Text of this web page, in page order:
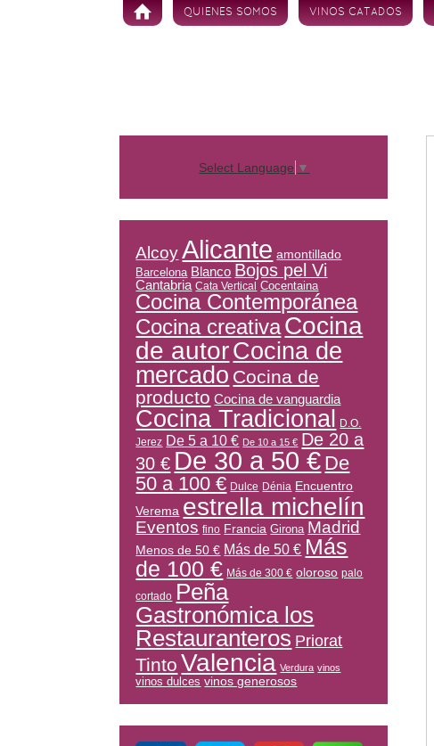
Skip to content
QUIENES SOMOS VINOS CATADOS
Select Language ▼
Alcoy Alicante amontillado
Barcelona Blanco Bojos pel Vi
Cantabria Cata Vertical Cocentaina
Cocina Contemporánea
Cocina creativaCocina
de autorCocina de
mercado Cocina de
producto Cocina de vanguardia
Cocina Tradicional
D.O.
Jerez De 5 a 10 € De 10 a 15 € De 20 a
30 € De 30 a 50 € De
50 a 100 € Dulce Dénia Encuentro
Verema estrella michelín
Eventos fino Francia Girona Madrid
Menos de 50 € Más de 50 € Más
de 100 € Más de 300 € oloroso palo
cortado Peña
Gastronómica los
Restauranteros Priorat
Tinto Valencia Verdura vinos
vinos dulces vinos generosos